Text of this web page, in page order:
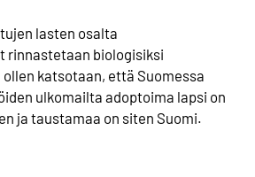
lasten osalta
rinnastetaan biologisiksi
katsotaan, että Suomessa
ulkomailta adoptoima lapsi on
ja taustamaa on siten Suomi.